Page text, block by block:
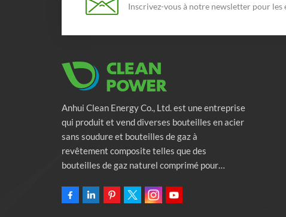
Inscrivez-vous à notre newsletter pour les
Anhui Clean Energy Co., Ltd. est une entreprise
qui produit et vend diverses bouteilles en acier
sans soudure et bouteilles de gaz à
revêtement composite telles que des
bouteilles de gaz naturel comprimé pour
des bouteilles de lutte contre l'incendie.